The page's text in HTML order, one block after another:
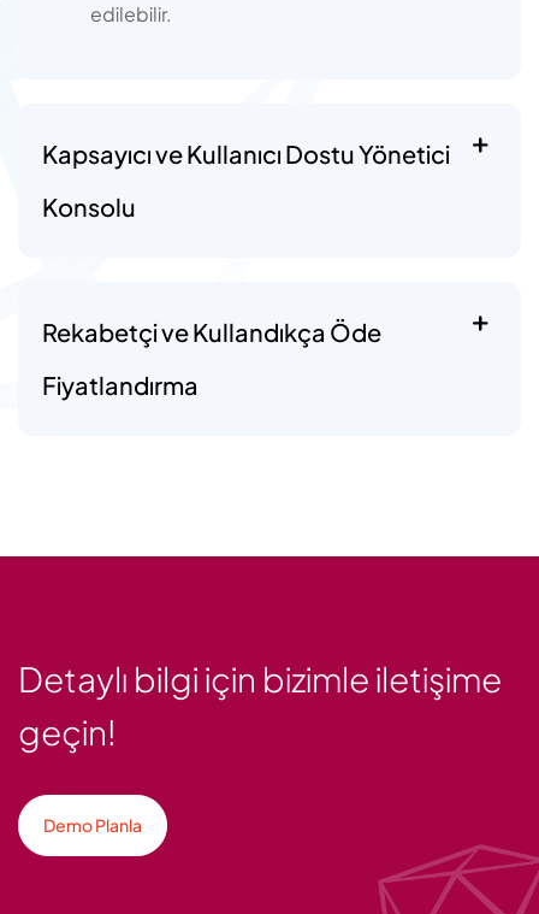
edilebilir.
Kapsayıcı ve Kullanıcı Dostu Yönetici
Konsolu
Rekabetçi ve Kullandıkça Öde
Fiyatlandırma
Detaylı bilgi için bizimle iletişime
geçin!
Demo Planla